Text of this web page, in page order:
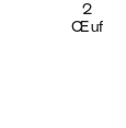
2
Œuf